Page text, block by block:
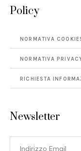
Policy
NORMATIVA
NORMATIVA
RICHIESTA
Newsletter